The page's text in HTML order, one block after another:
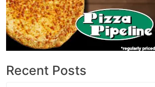
Recent Posts